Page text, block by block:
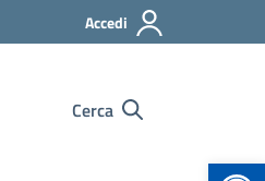
Accedi
Cerca